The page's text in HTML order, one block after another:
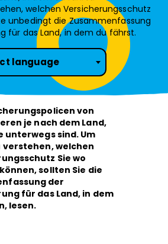
welchen Versicherungsschutz
unbedingt die Zusammenfassung
für das Land, in dem du fährst.
language
von
je nach dem Land,
unterwegs sind. Um
verstehen, welchen
Sie wo
sollten Sie die
der
für das Land, in dem
lesen.